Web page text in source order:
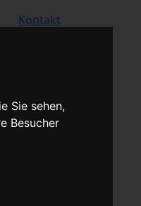
Sie sehen,
Besucher
Kontakt